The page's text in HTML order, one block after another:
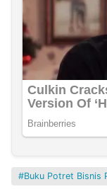
Buku Potret Bisnis